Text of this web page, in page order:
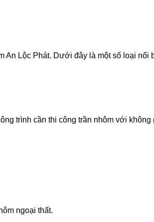
An Lộc Phát. Dưới đây là một số loại nổi
trình cần thi công trần nhôm với không
ngoại thất.